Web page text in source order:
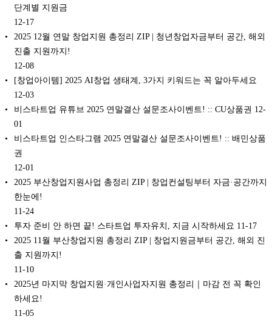
단계별 지원금
12-17
2025 12월 연말 창업지원 총정리 ZIP | 청년창업자금부터 공간, 해외
진출 지원까지!
12-08
[창업아이템] 2025 AI창업 생태계, 3가지 키워드는 꼭 알아두세요
12-03
비스타트업 유튜브 2025 연말결산 설문조사이벤트! :: CU상품권 12-
01
비스타트업 인스타그램 2025 연말결산 설문조사이벤트! :: 배민상품
권
12-01
2025 부산창업지원사업 총정리 ZIP | 창업컨설팅부터 자금·공간까지
한눈에!
11-24
투자 준비 안 하면 끝! 스타트업 투자유치, 지금 시작하세요 11-17
2025 11월 부산창업지원 총정리 ZIP | 창업지원금부터 공간, 해외 진
출 지원까지!
11-10
2025년 마지막 창업지원·개인사업자지원 총정리｜마감 전 꼭 확인
하세요!
11-05